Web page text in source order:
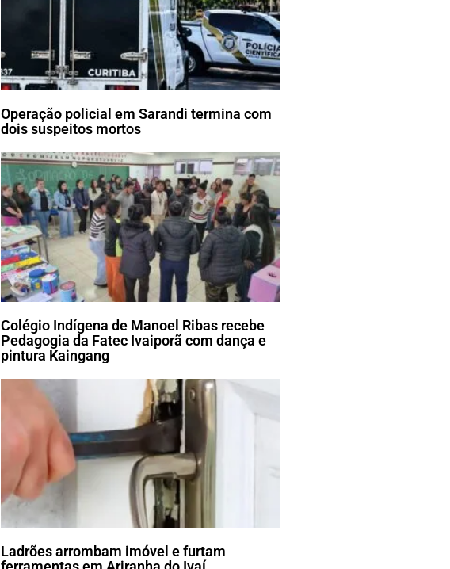
Operação policial em Sarandi termina com
dois suspeitos mortos
Colégio Indígena de Manoel Ribas recebe
Pedagogia da Fatec Ivaiporã com dança e
pintura Kaingang
Ladrões arrombam imóvel e furtam